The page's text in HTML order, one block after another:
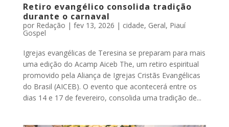
Retiro evangélico consolida tradição
durante o carnaval
por Redação | fev 13, 2026 | cidade, Geral, Piauí
Gospel
Igrejas evangélicas de Teresina se preparam para mais
uma edição do Acamp Aiceb The, um retiro espiritual
promovido pela Aliança de Igrejas Cristãs Evangélicas
do Brasil (AICEB). O evento que acontecerá entre os
dias 14 e 17 de fevereiro, consolida uma tradição de...